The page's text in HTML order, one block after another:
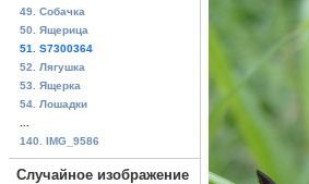
49. Собачка
50. Ящерица
51. S7300364
52. Лягушка
53. Ящерка
54. Лошадки
140. IMG_9586
Случайное изображение